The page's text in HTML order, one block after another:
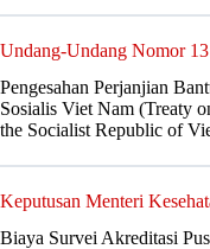
Undang-Undang Nomor
Pengesahan Perjanjian
Sosialis Viet Nam (Treaty
the Socialist Republic of
Keputusan Menteri
Biaya Survei Akreditasi